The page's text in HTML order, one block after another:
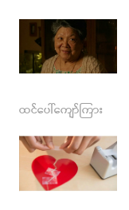
ထင်ပေါ်ကျော်ကြား